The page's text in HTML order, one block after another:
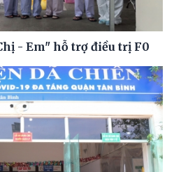
- Em" hỗ trợ điều trị F0